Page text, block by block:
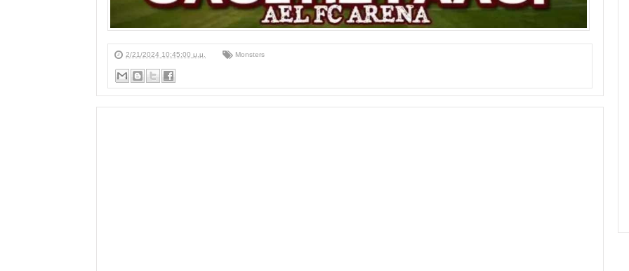
2/21/2024 10:45:00 μ.μ. Monsters